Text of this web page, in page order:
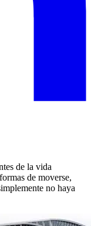
de la vida
de moverse,
no haya